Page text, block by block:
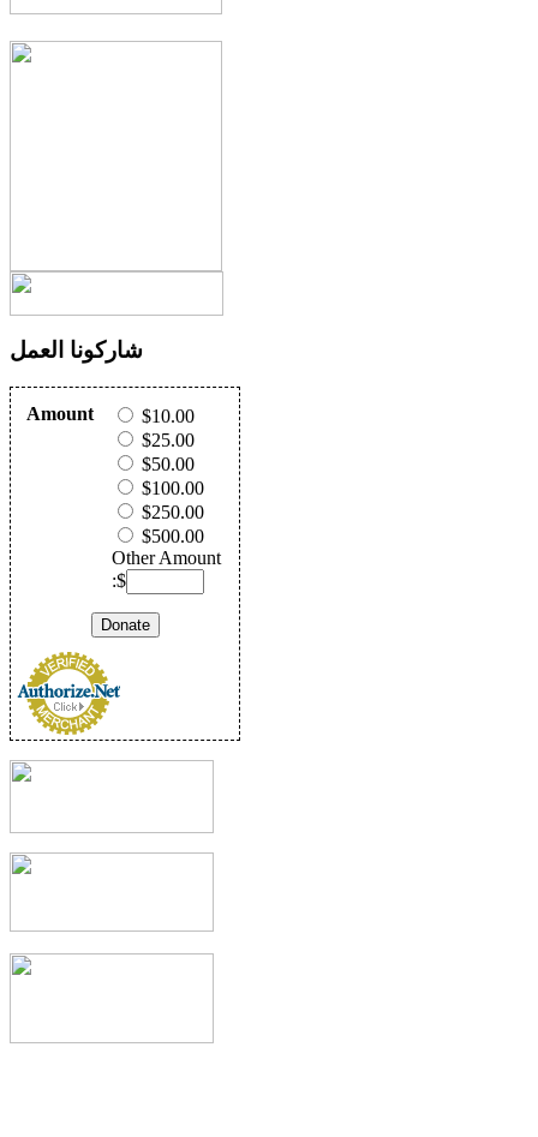
شاركونا العمل
Amount
$10.00
$25.00
$50.00
$100.00
$250.00
$500.00
Other Amount
:$